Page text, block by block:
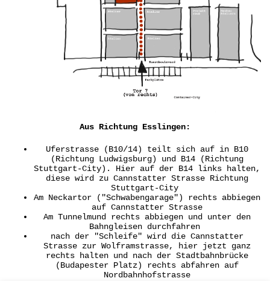
Aus Richtung Esslingen:
Uferstrasse (B10/14) teilt sich auf in B10
(Richtung Ludwigsburg) und B14 (Richtung
Stuttgart-City). Hier auf der B14 links halten,
diese wird zu Cannstatter Strasse Richtung
Stuttgart-City
Am Neckartor ("Schwabengarage") rechts abbiegen
auf Cannstatter Strasse
Am Tunnelmund rechts abbiegen und unter den
Bahngleisen durchfahren
nach der "Schleife" wird die Cannstatter
Strasse zur Wolframstrasse, hier jetzt ganz
rechts halten und nach der Stadtbahnbrücke
(Budapester Platz) rechts abfahren auf
Nordbahnhofstrasse